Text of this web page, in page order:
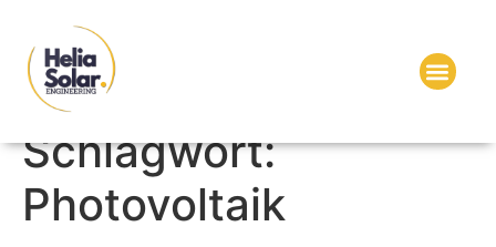
Schlagwort:
Photovoltaik